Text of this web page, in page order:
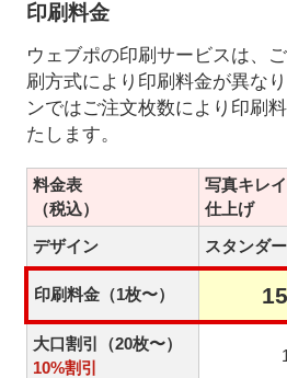
印刷料金
ウェブポの印刷サービスは、
刷方式により印刷料金が異な
ンではご注文枚数により印刷
たします。
料金表
（税込）
写真キレイ
仕上げ
デザイン
スタンダ
印刷料金（1枚〜）
大口割引（20枚〜）
10%割引